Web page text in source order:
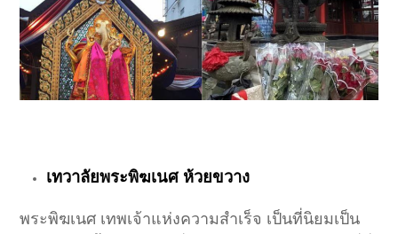
เทวาลัยพระพิฆเนศ ห้วยขวาง
พระพิฆเนศ เทพเจ้าแห่งความสำเร็จ เป็นที่นิยมเป็น